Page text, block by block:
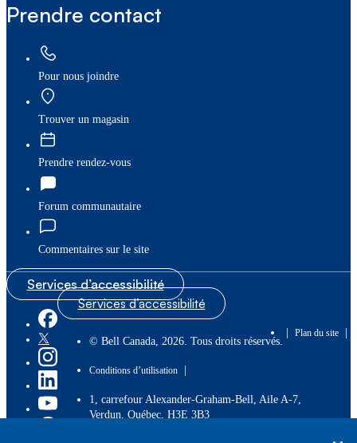
Prendre contact
Pour nous joindre
Trouver un magasin
Prendre rendez-vous
Forum communautaire
Commentaires sur le site
Services d’accessibilité
Services d’accessibilité
© Bell Canada, 2026. Tous droits réservés.
Plan du site
Conditions d’utilisation
1, carrefour Alexander-Graham-Bell, Aile A-7,
Verdun, Québec, H3E 3B3